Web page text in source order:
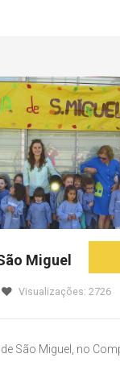
Miguel
Visualizações: 2726
São Miguel, no